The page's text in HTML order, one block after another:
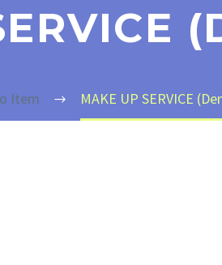
Item MAKE UP SERVICE